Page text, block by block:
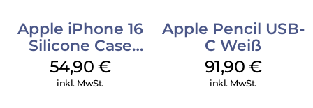
Apple iPhone 16
Silicone Case
MagSafe Black
54,90 €
inkl. MwSt.
Apple Pencil USB-
C Weiß
91,90 €
inkl. MwSt.